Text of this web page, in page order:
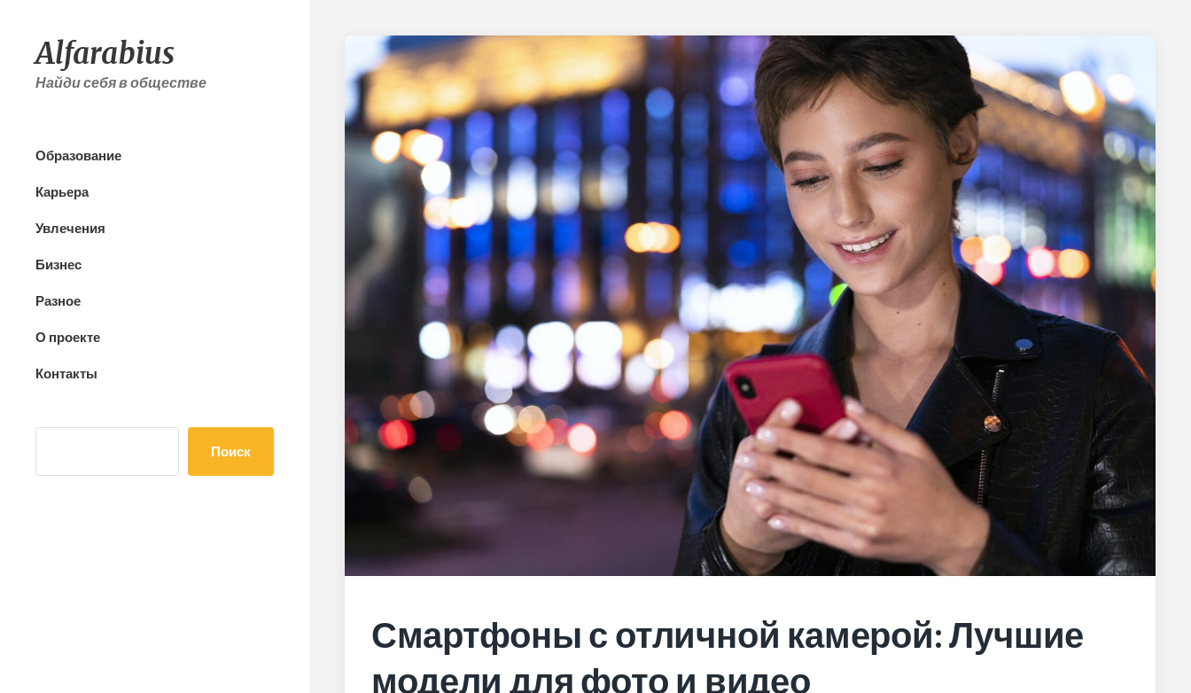
Alfarabius
Найди себя в обществе
Образование
Карьера
Увлечения
Бизнес
Разное
О проекте
Контакты
Поиск
Смартфоны с отличной камерой: Лучшие
модели для фото и видео